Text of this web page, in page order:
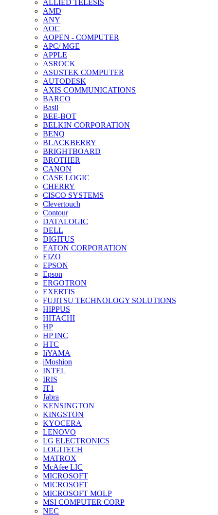
ALLIED TELESIS
AMD
ANY
AOC
AOPEN - COMPUTER
APC/ MGE
APPLE
ASROCK
ASUSTEK COMPUTER
AUTODESK
AXIS COMMUNICATIONS
BARCO
Basil
BEE-BOT
BELKIN CORPORATION
BENQ
BLACKBERRY
BRIGHTBOARD
BROTHER
CANON
CASE LOGIC
CHERRY
CISCO SYSTEMS
Clevertouch
Contour
DATALOGIC
DELL
DIGITUS
EATON CORPORATION
EIZO
EPSON
Epson
ERGOTRON
EXERTIS
FUJITSU TECHNOLOGY SOLUTIONS
HIPPUS
HITACHI
HP
HP INC
HTC
IiYAMA
iMoshion
INTEL
IRIS
IT1
Jabra
KENSINGTON
KINGSTON
KYOCERA
LENOVO
LG ELECTRONICS
LOGITECH
MATROX
McAfee LIC
MICROSOFT
MICROSOFT
MICROSOFT MOLP
MSI COMPUTER CORP
NEC